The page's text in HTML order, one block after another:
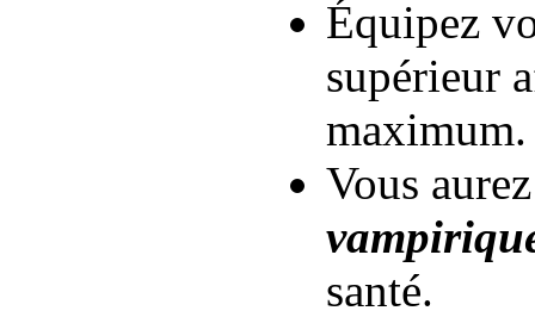
Équipez
supérieur
maximum.
Vous
santé.